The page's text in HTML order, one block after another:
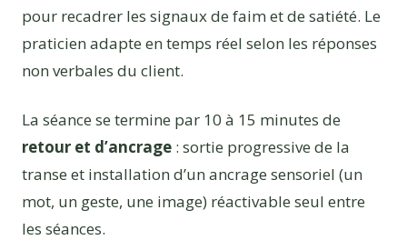
pour recadrer les signaux de faim et de satiété. Le
praticien adapte en temps réel selon les réponses
non verbales du client.
La séance se termine par 10 à 15 minutes de
retour et d’ancrage : sortie progressive de la
transe et installation d’un ancrage sensoriel (un
mot, un geste, une image) réactivable seul entre
les séances.